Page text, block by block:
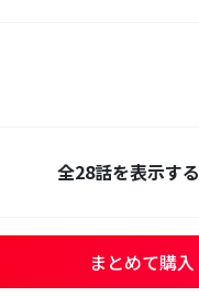
全28話を表示する
まとめて購入